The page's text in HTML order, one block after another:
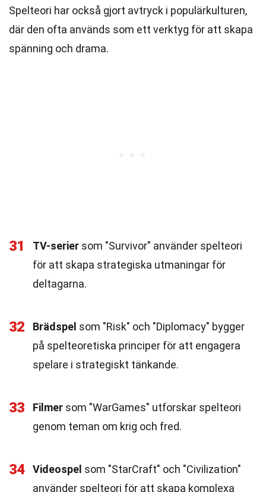
Spelteori har också gjort avtryck i populärkulturen,
där den ofta används som ett verktyg för att skapa
spänning och drama.
31 TV-serier som "Survivor" använder spelteori
för att skapa strategiska utmaningar för
deltagarna.
32 Brädspel som "Risk" och "Diplomacy" bygger
på spelteoretiska principer för att engagera
spelare i strategiskt tänkande.
33 Filmer som "WarGames" utforskar spelteori
genom teman om krig och fred.
34 Videospel som "StarCraft" och "Civilization"
använder spelteori för att skapa komplexa